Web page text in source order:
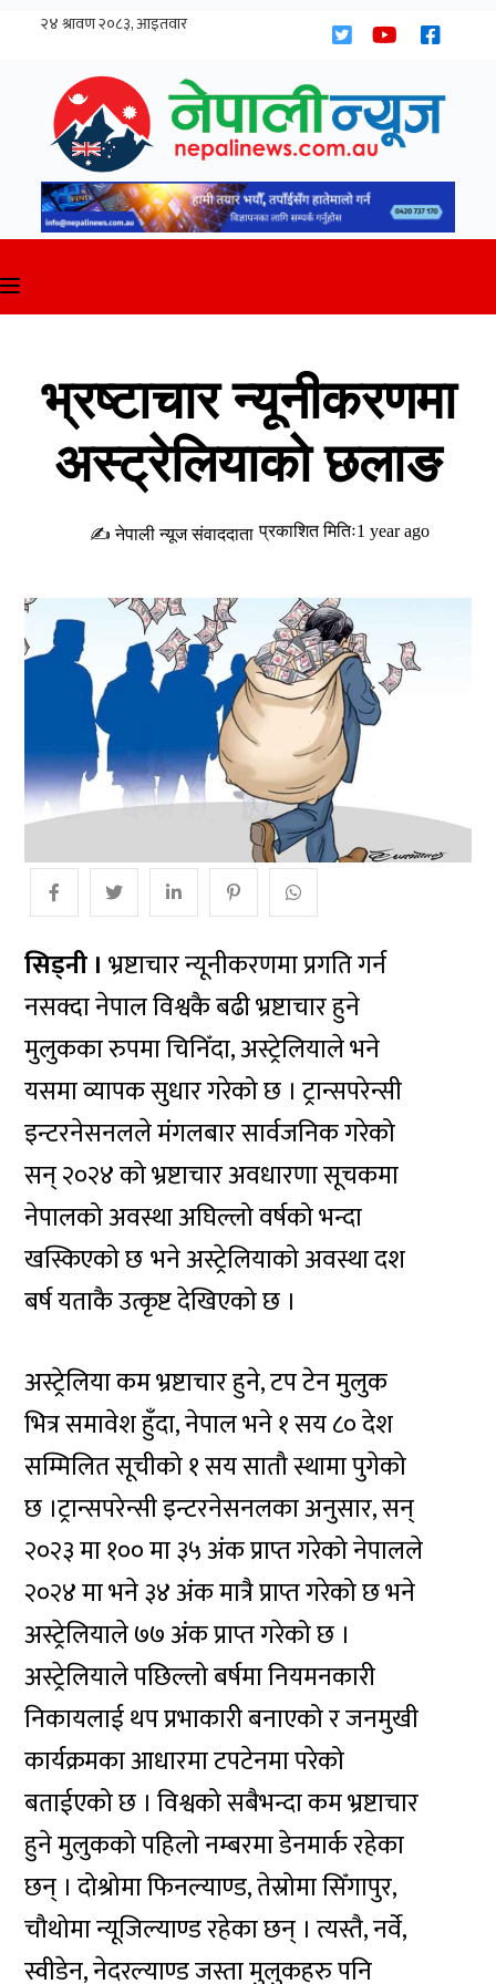
भ्रष्टाचार न्यूनीकरणमा
अस्ट्रेलियाको छलाङ
✍ नेपाली न्यूज संवाददाता प्रकाशित मितिः1 year ago
सिड्नी । भ्रष्टाचार न्यूनीकरणमा प्रगति गर्न
नसक्दा नेपाल विश्वकै बढी भ्रष्टाचार हुने
मुलुकका रुपमा चिनिँदा, अस्ट्रेलियाले भने
यसमा व्यापक सुधार गरेको छ । ट्रान्सपरेन्सी
इन्टरनेसनलले मंगलबार सार्वजनिक गरेको
सन् २०२४ को भ्रष्टाचार अवधारणा सूचकमा
नेपालको अवस्था अघिल्लो वर्षको भन्दा
खस्किएको छ भने अस्ट्रेलियाको अवस्था दश
बर्ष यताकै उत्कृष्ट देखिएको छ ।
अस्ट्रेलिया कम भ्रष्टाचार हुने, टप टेन मुलुक
भित्र समावेश हुँदा, नेपाल भने १ सय ८० देश
सम्मिलित सूचीको १ सय सातौ स्थामा पुगेको
छ ।ट्रान्सपरेन्सी इन्टरनेसनलका अनुसार, सन्
२०२३ मा १०० मा ३५ अंक प्राप्त गरेको नेपालले
२०२४ मा भने ३४ अंक मात्रै प्राप्त गरेको छ भने
अस्ट्रेलियाले ७७ अंक प्राप्त गरेको छ ।
अस्ट्रेलियाले पछिल्लो बर्षमा नियमनकारी
निकायलाई थप प्रभाकारी बनाएको र जनमुखी
कार्यक्रमका आधारमा टपटेनमा परेको
बताईएको छ । विश्वको सबैभन्दा कम भ्रष्टाचार
हुने मुलुकको पहिलो नम्बरमा डेनमार्क रहेका
छन् । दोश्रोमा फिनल्याण्ड, तेस्रोमा सिँगापुर,
चौथोमा न्यूजिल्याण्ड रहेका छन् । त्यस्तै, नर्वे,
स्वीडेन, नेदरल्याण्ड जस्ता मुलुकहरु पनि